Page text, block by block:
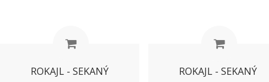
ROKAJL - SEKANÝ ROKAJL - SEKANÝ